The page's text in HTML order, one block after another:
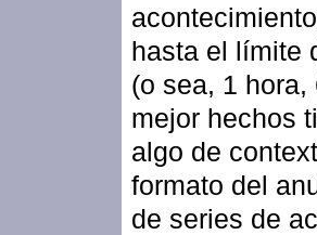
hasta el límite
(o sea, 1
mejor hechos
algo de
formato del
de series de